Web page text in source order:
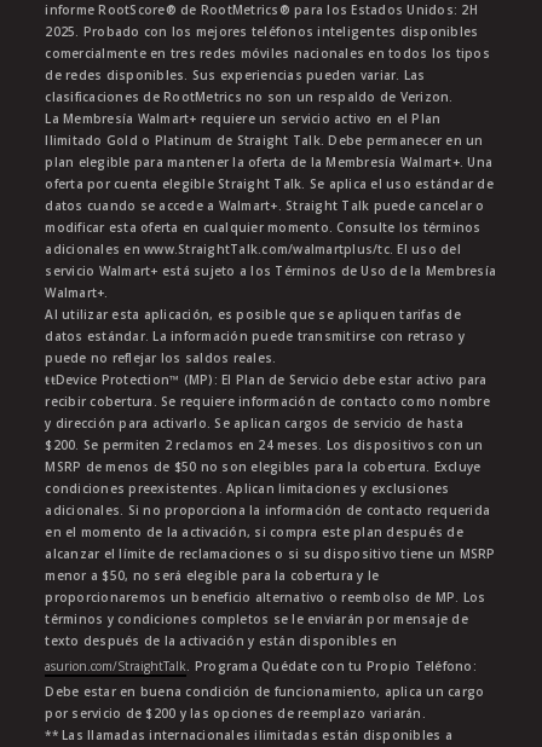
informe RootScore® de RootMetrics® para los Estados Unidos: 2H
2025. Probado con los mejores teléfonos inteligentes disponibles
comercialmente en tres redes móviles nacionales en todos los tipos
de redes disponibles. Sus experiencias pueden variar. Las
clasificaciones de RootMetrics no son un respaldo de Verizon.
La Membresía Walmart+ requiere un servicio activo en el Plan
Ilimitado Gold o Platinum de Straight Talk. Debe permanecer en un
plan elegible para mantener la oferta de la Membresía Walmart+. Una
oferta por cuenta elegible Straight Talk. Se aplica el uso estándar de
datos cuando se accede a Walmart+. Straight Talk puede cancelar o
modificar esta oferta en cualquier momento. Consulte los términos
adicionales en www.StraightTalk.com/walmartplus/tc. El uso del
servicio Walmart+ está sujeto a los Términos de Uso de la Membresía
Walmart+.
Al utilizar esta aplicación, es posible que se apliquen tarifas de
datos estándar. La información puede transmitirse con retraso y
puede no reflejar los saldos reales.
ŧŧDevice Protection™ (MP): El Plan de Servicio debe estar activo para
recibir cobertura. Se requiere información de contacto como nombre
y dirección para activarlo. Se aplican cargos de servicio de hasta
$200. Se permiten 2 reclamos en 24 meses. Los dispositivos con un
MSRP de menos de $50 no son elegibles para la cobertura. Excluye
condiciones preexistentes. Aplican limitaciones y exclusiones
adicionales. Si no proporciona la información de contacto requerida
en el momento de la activación, si compra este plan después de
alcanzar el límite de reclamaciones o si su dispositivo tiene un MSRP
menor a $50, no será elegible para la cobertura y le
proporcionaremos un beneficio alternativo o reembolso de MP. Los
términos y condiciones completos se le enviarán por mensaje de
texto después de la activación y están disponibles en
asurion.com/StraightTalk. Programa Quédate con tu Propio Teléfono:
Debe estar en buena condición de funcionamiento, aplica un cargo
por servicio de $200 y las opciones de reemplazo variarán.
** Las llamadas internacionales ilimitadas están disponibles a